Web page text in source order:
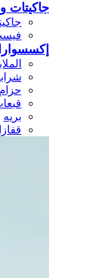
حزام
بريه